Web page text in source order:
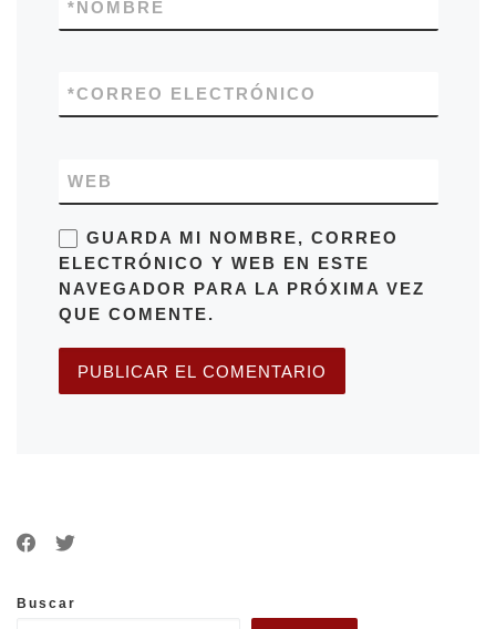
NOMBRE
*
CORREO ELECTRÓNICO
*
WEB
GUARDA MI NOMBRE, CORREO
ELECTRÓNICO Y WEB EN ESTE
NAVEGADOR PARA LA PRÓXIMA VEZ
QUE COMENTE.
Buscar